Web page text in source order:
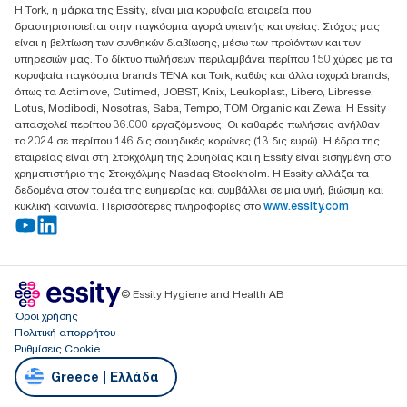
17th klm.National Road Athens-Lamia &2 Kalamatas
14564 N.Kifissia, Athens-Greece
Mob: +306932474930 (για Ελλάδα & Κύπρο)
Η Tork, η μάρκα της Essity, είναι μια κορυφαία εταιρεία που
δραστηριοποιείται στην παγκόσμια αγορά υγιεινής και υγείας. Στόχος μας
είναι η βελτίωση των συνθηκών διαβίωσης, μέσω των προϊόντων και των
υπηρεσιών μας. Το δίκτυο πωλήσεων περιλαμβάνει περίπου 150 χώρες με τα
κορυφαία παγκόσμια brands TENA και Tork, καθώς και άλλα ισχυρά brands,
όπως τα Actimove, Cutimed, JOBST, Knix, Leukoplast, Libero, Libresse,
Lotus, Modibodi, Nosotras, Saba, Tempo, TOM Organic και Zewa. Η Essity
απασχολεί περίπου 36.000 εργαζόμενους. Οι καθαρές πωλήσεις ανήλθαν
το 2024 σε περίπου 146 δις σουηδικές κορώνες (13 δις ευρώ). Η έδρα της
εταιρείας είναι στη Στοκχόλμη της Σουηδίας και η Essity είναι εισηγμένη στο
χρηματιστήριο της Στοκχόλμης Nasdaq Stockholm. Η Essity αλλάζει τα
δεδομένα στον τομέα της ευημερίας και συμβάλλει σε μια υγιή, βιώσιμη και
κυκλική κοινωνία. Περισσότερες πληροφορίες στο www.essity.com
© Essity Hygiene and Health AB
Όροι χρήσης
Πολιτική απορρήτου
Ρυθμίσεις Cookie
Greece | Ελλάδα